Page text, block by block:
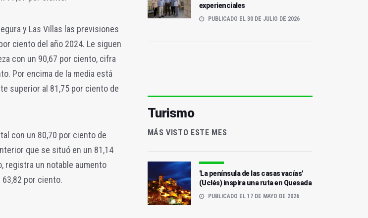
y Las Villas las previsiones
ciento del año 2024. Le siguen
con un 90,67 por ciento, cifra
Por encima de la media está
superior al 81,75 por ciento de
con un 80,70 por ciento de
que se situó en un 81,14
registra un notable aumento
por ciento.
experienciales
PUBLICADO EL 30 DE JULIO DE 2026
Turismo
MÁS VISTO ESTE MES
'La península de las casas vacías'
(Uclés) inspira una ruta en Quesada
PUBLICADO EL 17 DE MAYO DE 2026